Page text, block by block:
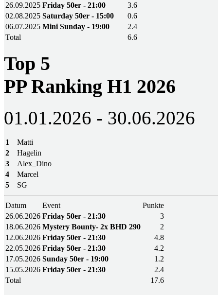
26.09.2025 Friday 50er - 21:00
3.6
02.08.2025 Saturday 50er - 15:00
0.6
06.07.2025 Mini Sunday - 19:00
2.4
Total
6.6
Top 5
PP Ranking H1 2026
01.01.2026 - 30.06.2026
1
Matti
2
Hagelin
3
Alex_Dino
4
Marcel
5
SG
Datum Event
Punkte
26.06.2026 Friday 50er - 21:30
3
18.06.2026 Mystery Bounty- 2x BHD 290
2
12.06.2026 Friday 50er - 21:30
4.8
22.05.2026 Friday 50er - 21:30
4.2
17.05.2026 Sunday 50er - 19:00
1.2
15.05.2026 Friday 50er - 21:30
2.4
Total
17.6